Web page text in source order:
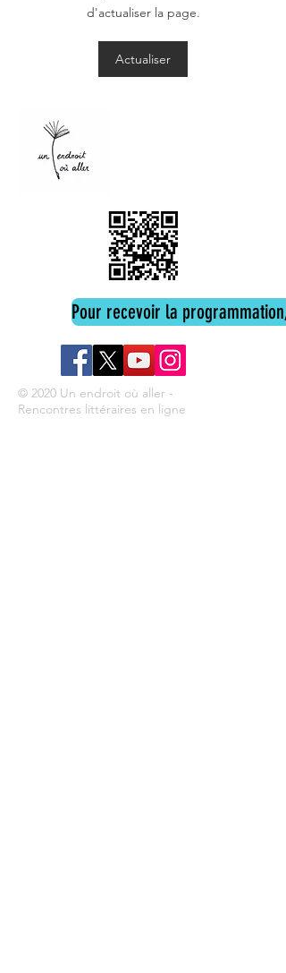
d'actualiser la page.
Actualiser
Pour recevoir la programmation,
© 2020 Un endroit où aller -
Rencontres littéraires en ligne